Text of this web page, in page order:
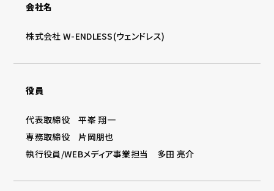
会社名
株式会社 W-ENDLESS(ウェンドレス)
役員
代表取締役 平峯 翔一
専務取締役 片岡朋也
執行役員/WEBメディア事業担当 多田 亮介